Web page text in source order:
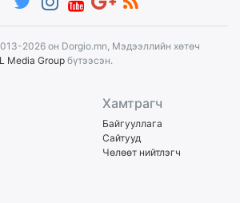
2026 он Dorgio.mn, Мэдээллийн хөтөч
Media Group бүтээсэн.
Хамтрагч
Байгууллага
Сайтууд
Чөлөөт нийтлэгч